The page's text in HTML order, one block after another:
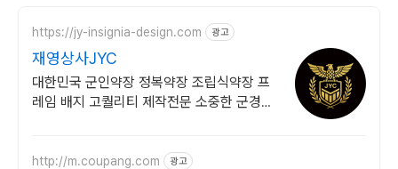
https://jy-insignia-design.com 광고
재영상사JYC
대한민국 군인약장 정복약장 조립식약장 프
레임 배지 고퀄리티 제작전문 소중한 군경력
http://m.coupang.com 광고